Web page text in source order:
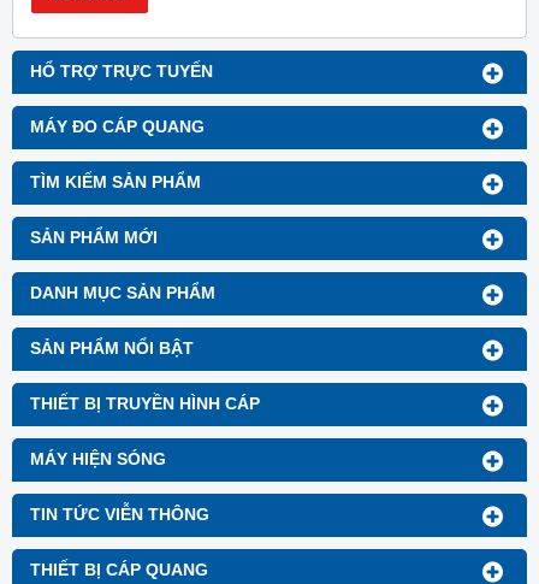
HỔ TRỢ TRỰC TUYẾN
MÁY ĐO CÁP QUANG
TÌM KIẾM SẢN PHẨM
SẢN PHẨM MỚI
DANH MỤC SẢN PHẨM
SẢN PHẨM NỔI BẬT
THIẾT BỊ TRUYỀN HÌNH CÁP
MÁY HIỆN SÓNG
TIN TỨC VIỄN THÔNG
THIẾT BỊ CÁP QUANG